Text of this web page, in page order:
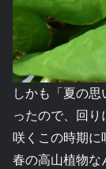
しかも「夏の
ったので、回り
咲くこの時期に
春の高山植物な